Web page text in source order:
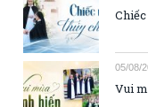
05/08/
Vui